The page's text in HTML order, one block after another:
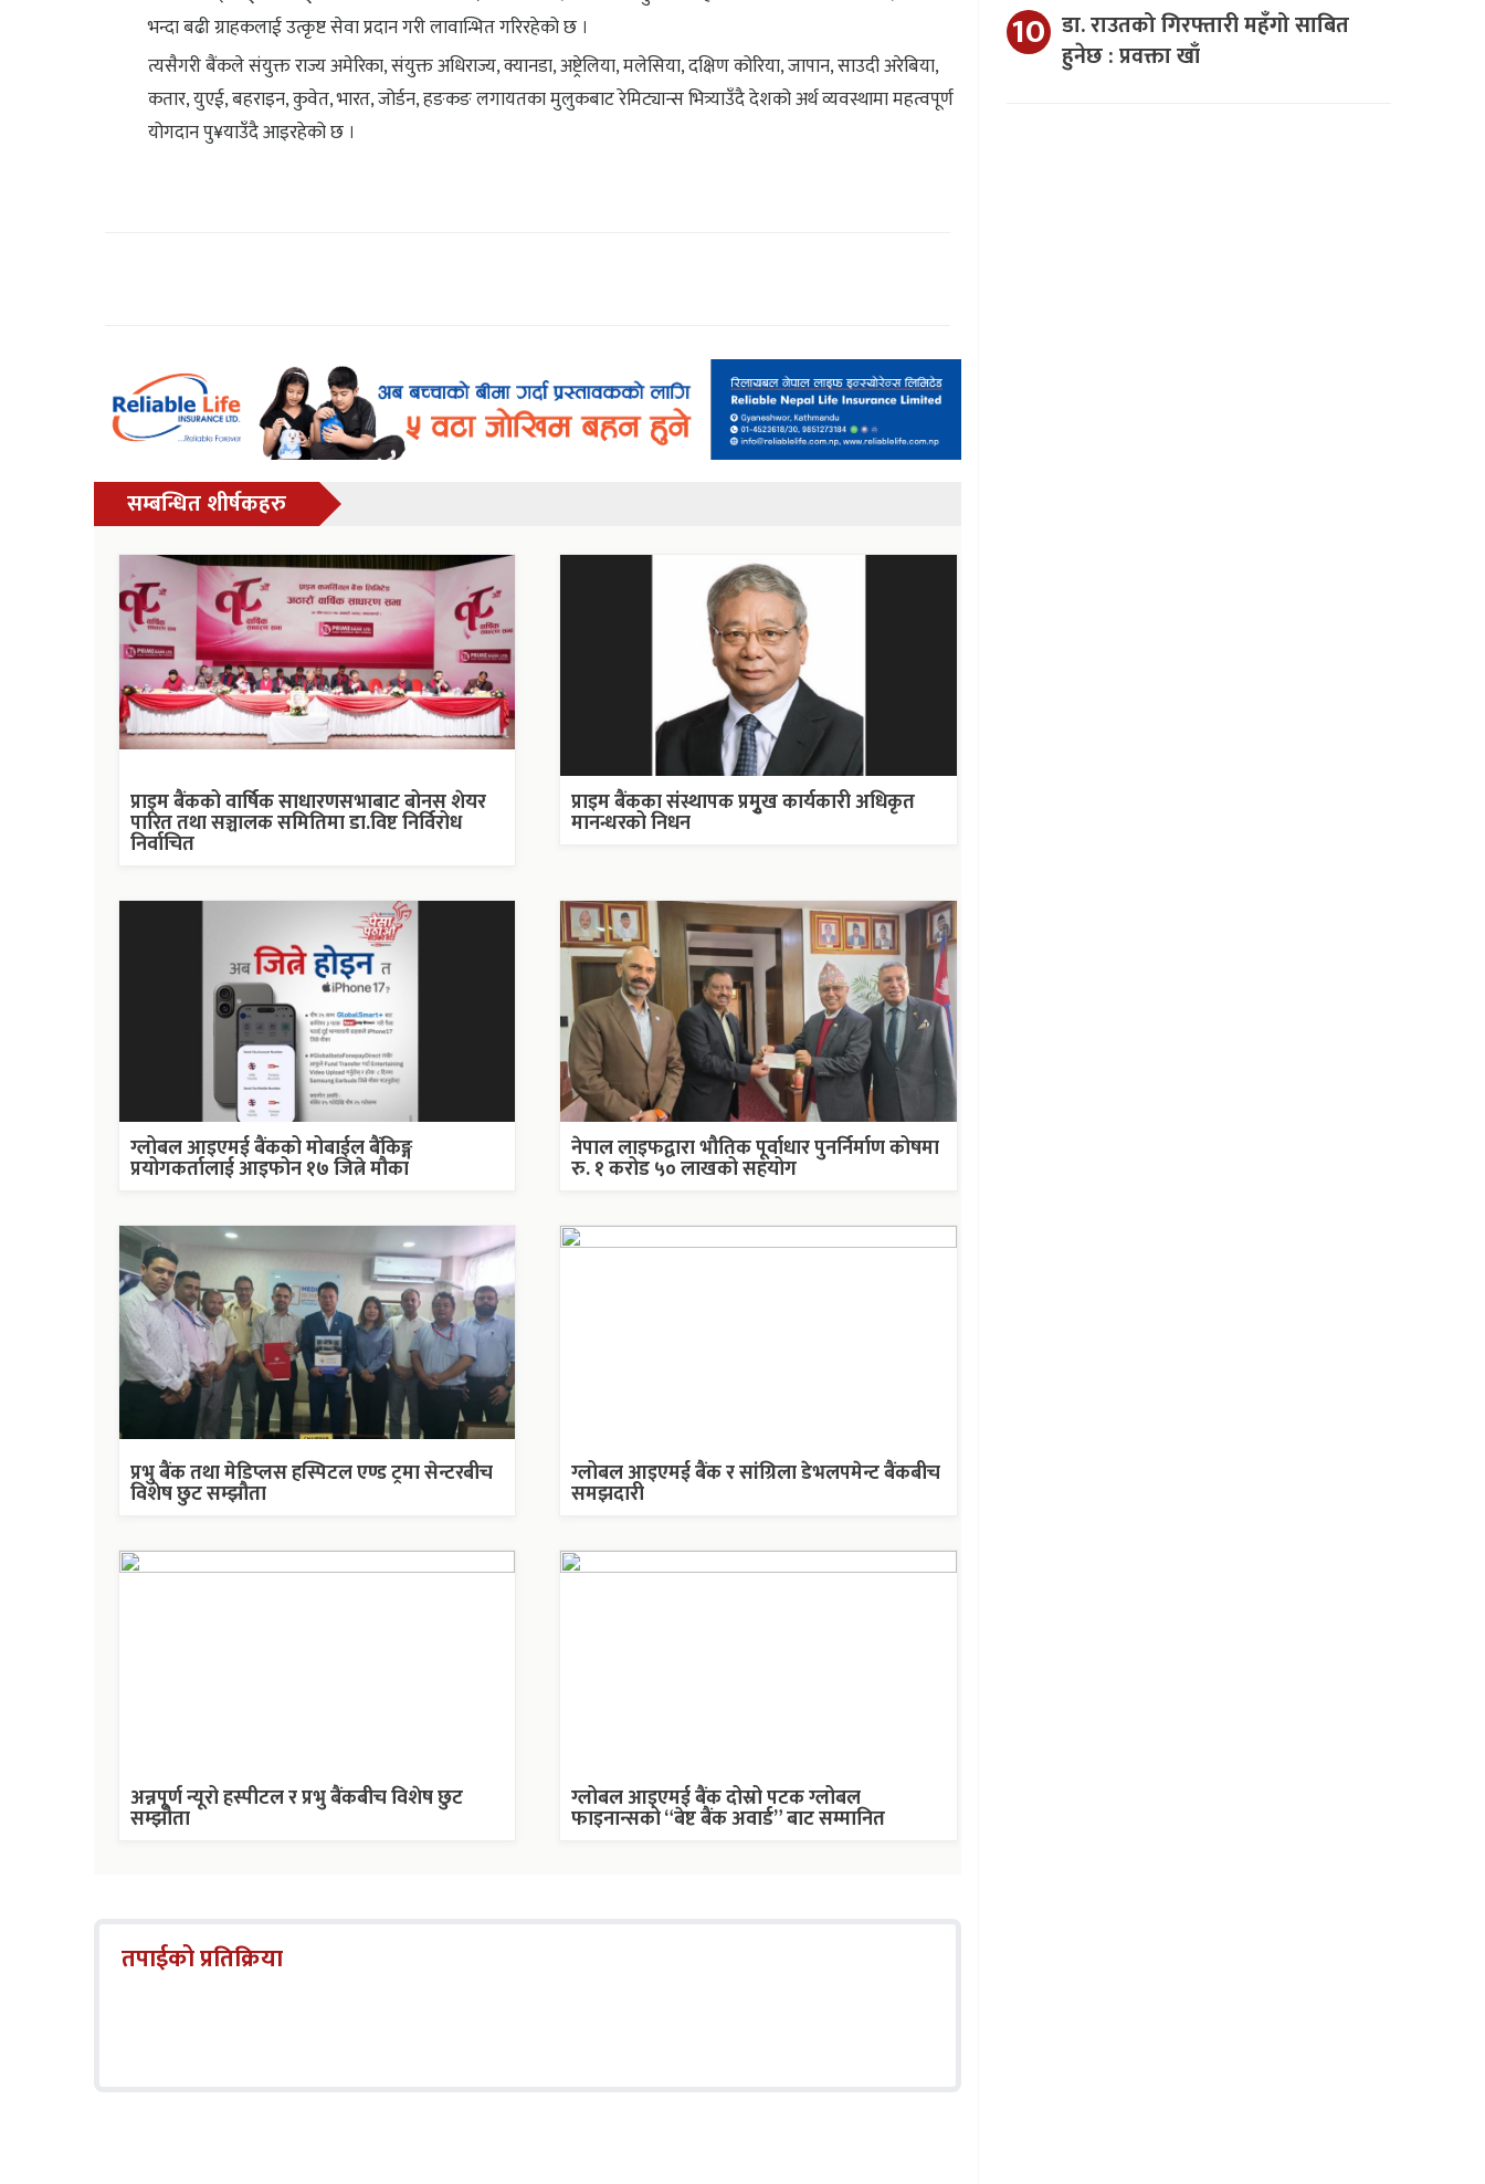
भन्दा बढी ग्राहकलाई उत्कृष्ट सेवा प्रदान गरी लावान्भित गरिरहेको छ ।
त्यसैगरी बैंकले संयुक्त राज्य अमेरिका, संयुक्त अधिराज्य, क्यानडा, अष्ट्रेलिया, मलेसिया, दक्षिण कोरिया, जापान, साउदी अरेबिया,
कतार, युएई, बहराइन, कुवेत, भारत, जोर्डन, हङकङ लगायतका मुलुकबाट रेमिट्यान्स भित्र्याउँदै देशको अर्थ व्यवस्थामा महत्वपूर्ण
योगदान पु¥याउँदै आइरहेको छ ।
सम्बन्धित शीर्षकहरु
प्राइम बैंकको वार्षिक साधारणसभाबाट बोनस शेयर
पारित तथा सञ्चालक समितिमा डा.विष्ट निर्विरोध
निर्वाचित
प्राइम बैंकका संस्थापक प्रमुृख कार्यकारी अधिकृत
मानन्धरको निधन
ग्लोबल आइएमई बैंकको मोबाईल बैंकिङ्ग
प्रयोगकर्तालाई आइफोन १७ जित्ने मौका
नेपाल लाइफद्वारा भौतिक पूर्वाधार पुनर्निर्माण कोषमा
रु. १ करोड ५० लाखको सहयोग
प्रभु बैंक तथा मेडिप्लस हस्पिटल एण्ड ट्रमा सेन्टरबीच
विशेष छुट सम्झौता
ग्लोबल आइएमई बैंक र सांग्रिला डेभलपमेन्ट बैंकबीच
समझदारी
अन्नपूर्ण न्यूरो हस्पीटल र प्रभु बैंकबीच विशेष छुट
सम्झौता
ग्लोबल आइएमई बैंक दोस्रो पटक ग्लोबल
फाइनान्सको “बेष्ट बैंक अवार्ड” बाट सम्मानित
तपाईको प्रतिक्रिया
डा. राउतको गिरफ्तारी महँगो साबित
हुनेछ : प्रवक्ता खाँ